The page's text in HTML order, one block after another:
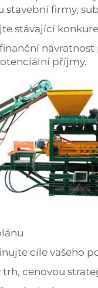
stavební firmy,
stávající
příjmy.
cíle vašeho
cenovou